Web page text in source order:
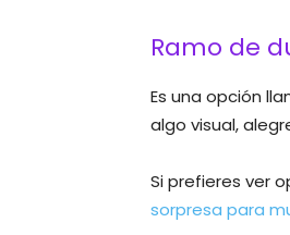
Ramo de
Es una opción
algo visual,
Si prefieres ver
sorpresa para